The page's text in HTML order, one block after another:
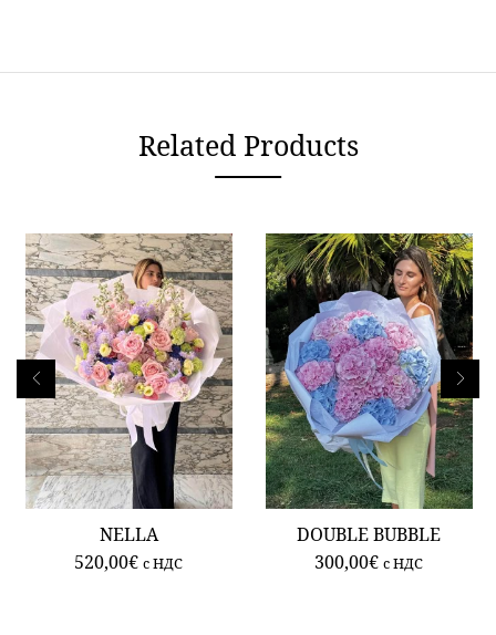
Related Products
NELLA
520,00€ c НДС
DOUBLE BUBBLE
300,00€ c НДС